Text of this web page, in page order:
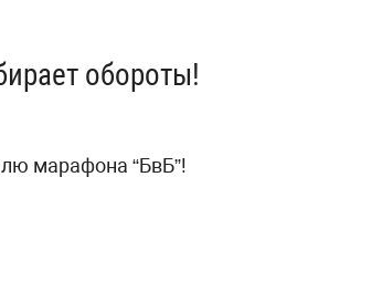
обороты!
марафона “БвБ”!